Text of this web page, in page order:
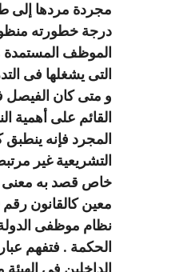
مجردة مردها إلى
درجة خطورته
الموظف
التى يشغلها فى
و متى كان الفيصل
القائم على أهمية
المجرد فإنه
التشريعية غير
خاص قصد به معنى
نظام موظفى
الحكمة . فتفهم
الداخلين فى الهيئة